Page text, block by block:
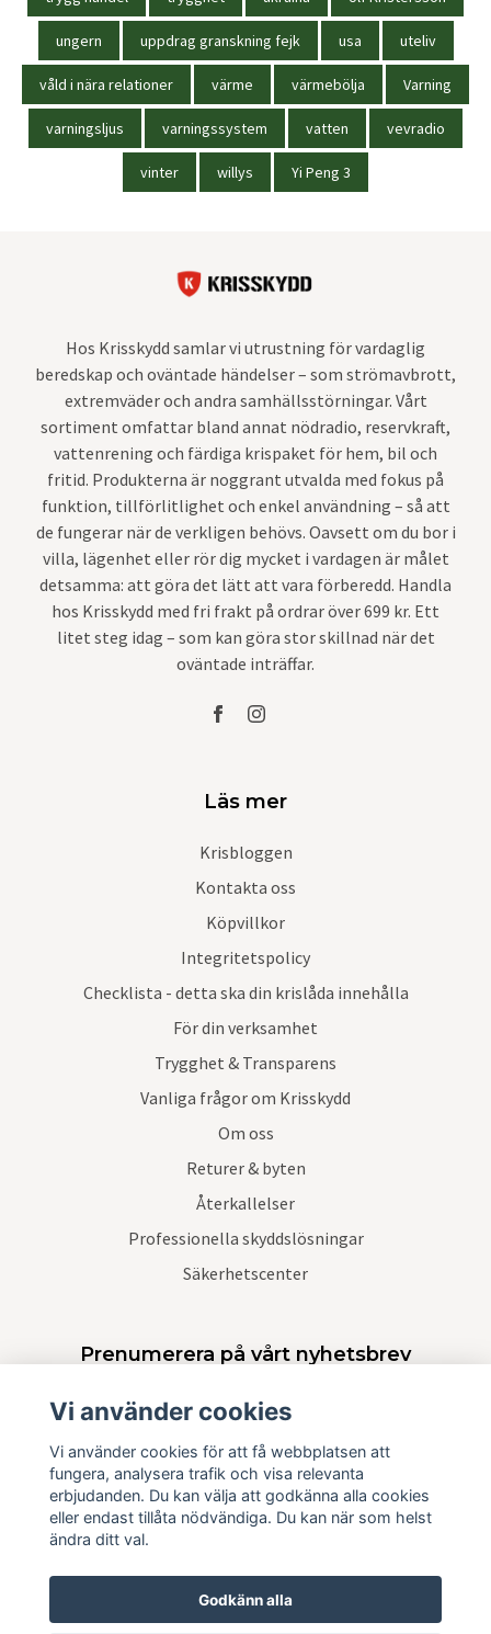
ungern uppdrag granskning fejk usa uteliv
våld i nära relationer värme värmebölja Varning
varningsljus varningssystem vatten vevradio
vinter willys Yi Peng 3
Hos Krisskydd samlar vi utrustning för vardaglig
beredskap och oväntade händelser – som strömavbrott,
extremväder och andra samhällsstörningar. Vårt
sortiment omfattar bland annat nödradio, reservkraft,
vattenrening och färdiga krispaket för hem, bil och
fritid. Produkterna är noggrant utvalda med fokus på
funktion, tillförlitlighet och enkel användning – så att
de fungerar när de verkligen behövs. Oavsett om du bor i
villa, lägenhet eller rör dig mycket i vardagen är målet
detsamma: att göra det lätt att vara förberedd. Handla
hos Krisskydd med fri frakt på ordrar över 699 kr. Ett
litet steg idag – som kan göra stor skillnad när det
oväntade inträffar.
Läs mer
Krisbloggen
Kontakta oss
Köpvillkor
Integritetspolicy
Checklista - detta ska din krislåda innehålla
För din verksamhet
Trygghet & Transparens
Vanliga frågor om Krisskydd
Om oss
Returer & byten
Återkallelser
Professionella skyddslösningar
Säkerhetscenter
Prenumerera på vårt nyhetsbrev
Vi använder cookies
Vi använder cookies för att få webbplatsen att
fungera, analysera trafik och visa relevanta
erbjudanden. Du kan välja att godkänna alla cookies
eller endast tillåta nödvändiga. Du kan när som helst
ändra ditt val.
Godkänn alla